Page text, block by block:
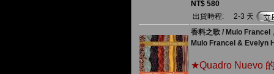
NT$ 580
出貨時程:
2-3 天
香料之歌 / Mulo Francel
Mulo Francel & Evelyn
★Quadro Nuevo